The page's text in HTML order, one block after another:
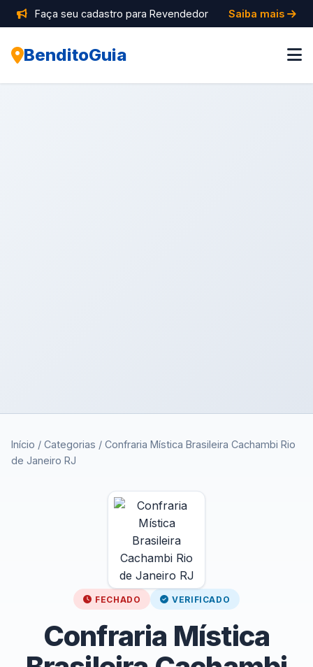
Faça seu cadastro para Revendedor Saiba mais
BenditoGuia
Início / Categorias / Confraria Mística Brasileira Cachambi Rio
de Janeiro RJ
FECHADO VERIFICADO
Confraria Mística